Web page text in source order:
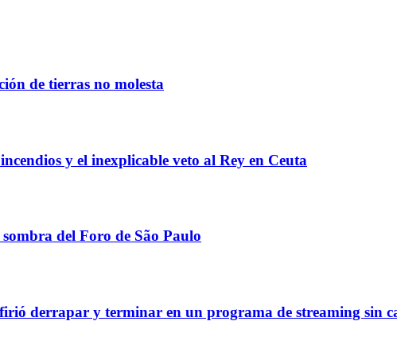
de tierras no molesta
y el inexplicable veto al Rey en Ceuta
del Foro de São Paulo
derrapar y terminar en un programa de streaming sin